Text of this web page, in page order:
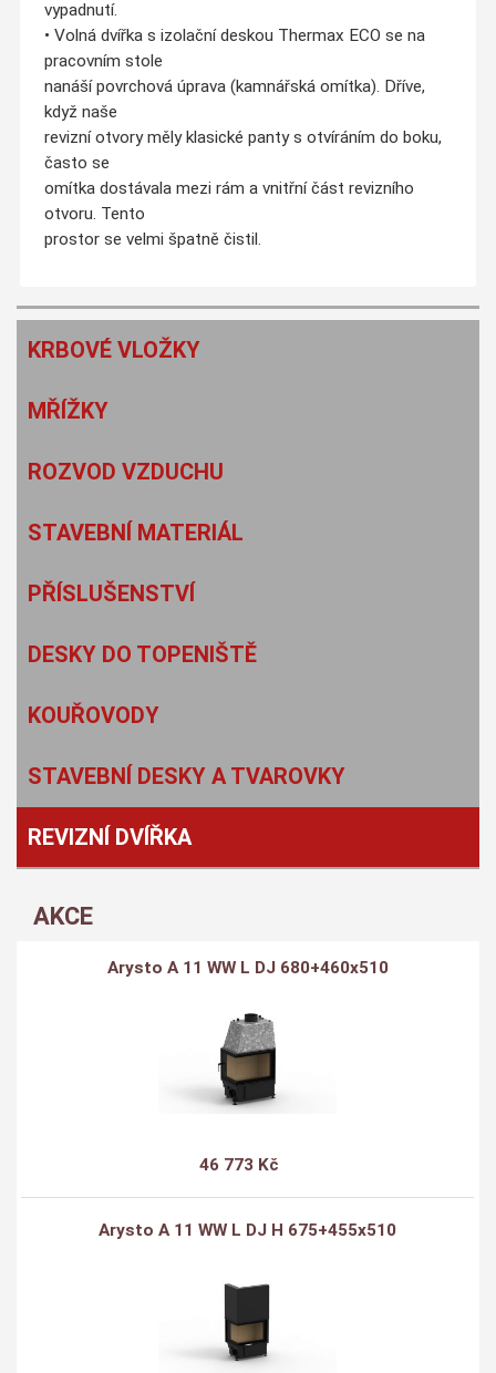
vypadnutí.
• Volná dvířka s izolační deskou Thermax ECO se na
pracovním stole
nanáší povrchová úprava (kamnářská omítka). Dříve,
když naše
revizní otvory měly klasické panty s otvíráním do boku,
často se
omítka dostávala mezi rám a vnitřní část revizního
otvoru. Tento
prostor se velmi špatně čistil.
KRBOVÉ VLOŽKY
MŘÍŽKY
ROZVOD VZDUCHU
STAVEBNÍ MATERIÁL
PŘÍSLUŠENSTVÍ
DESKY DO TOPENIŠTĚ
KOUŘOVODY
STAVEBNÍ DESKY A TVAROVKY
REVIZNÍ DVÍŘKA
AKCE
Arysto A 11 WW L DJ 680+460x510
46 773 Kč
Arysto A 11 WW L DJ H 675+455x510